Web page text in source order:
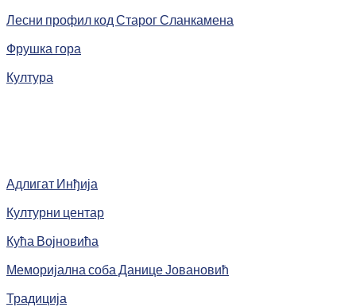
Лесни профил код Старог Сланкамена
Фрушка гора
Култура
Адлигат Инђија
Културни центар
Кућа Војновића
Меморијална соба Данице Јовановић
Традиција